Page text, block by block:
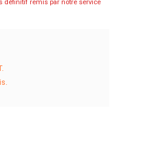
définitif remis par notre service